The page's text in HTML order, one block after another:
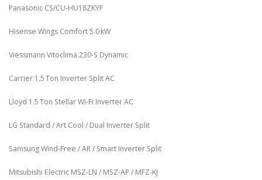
Panasonic CS/CU‑HU18ZKYF
Hisense Wings Comfort 5.0 kW
Viessmann Vitoclima 230‑S Dynamic
Carrier 1.5 Ton Inverter Split AC
Lloyd 1.5 Ton Stellar Wi‑Fi Inverter AC
LG Standard / Art Cool / Dual Inverter Split
Samsung Wind-Free / AR / Smart Inverter Split
Mitsubishi Electric MSZ‑LN / MSZ‑AP / MFZ-KJ